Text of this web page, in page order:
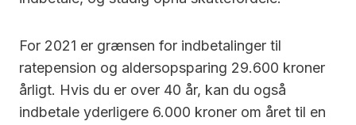
For 2021 er grænsen for indbetalinger til
ratepension og aldersopsparing 29.600 kroner
årligt. Hvis du er over 40 år, kan du også
indbetale yderligere 6.000 kroner om året til en